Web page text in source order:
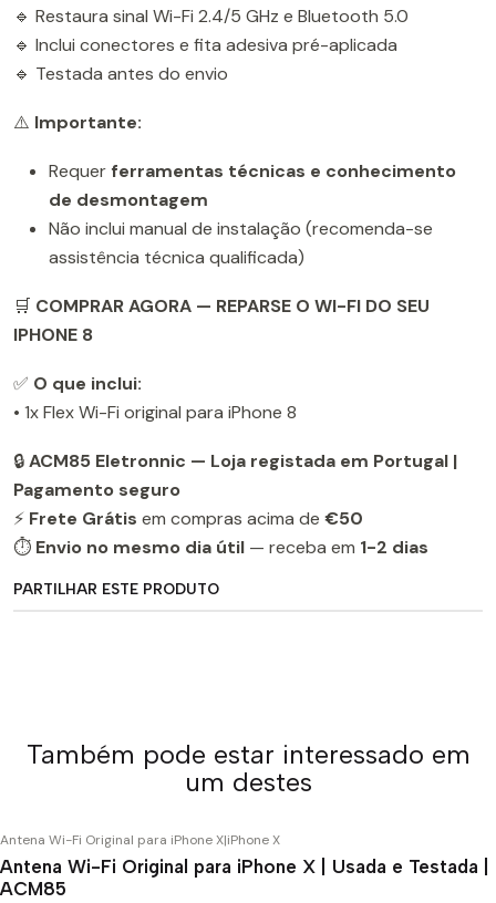
🔹 Restaura sinal Wi-Fi 2.4/5 GHz e Bluetooth 5.0
🔹 Inclui conectores e fita adesiva pré-aplicada
🔹 Testada antes do envio
⚠️ Importante:
Requer ferramentas técnicas e conhecimento
de desmontagem
Não inclui manual de instalação (recomenda-se
assistência técnica qualificada)
🛒 COMPRAR AGORA — REPARSE O WI-FI DO SEU
IPHONE 8
✅ O que inclui:
• 1x Flex Wi-Fi original para iPhone 8
🔒ACM85 Eletronnic — Loja registada em Portugal |
Pagamento seguro
⚡ Frete Grátis em compras acima de €50
⏱️ Envio no mesmo dia útil — receba em 1-2 dias
PARTILHAR ESTE PRODUTO
Também pode estar interessado em
um destes
Antena Wi-Fi Original para iPhone X|iPhone X
Antena Wi-Fi Original para iPhone X | Usada e Testada |
ACM85